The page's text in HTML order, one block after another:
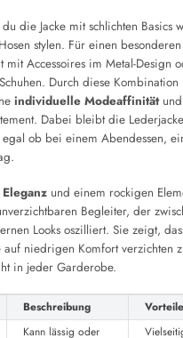
die Jacke mit schlichten Basics
stylen. Für einen
mit Accessoires im Metal-Design
Durch diese Kombination
individuelle Modeaffinitätund
Dabei bleibt die
ob bei einem Abendessen,
Eleganz und einem rockigen
Begleiter, der
Looks oszilliert. Sie zeigt,
auf niedrigen Komfort verzichten
in jeder Garderobe.
Beschreibung
Vorteile
Kann lässig oder